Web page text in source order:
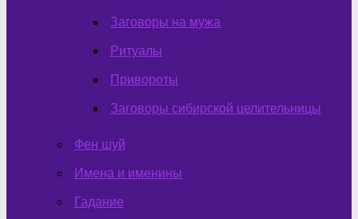
Заговоры на мужа
Ритуалы
Привороты
Заговоры сибирской целительницы
Фен шуй
Имена и именины
Гадание